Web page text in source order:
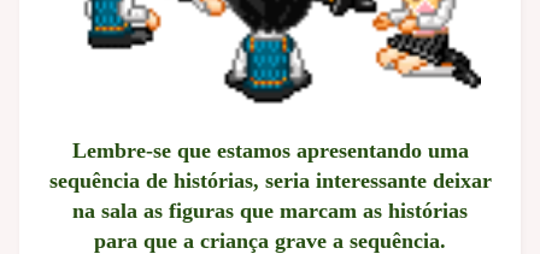
Lembre-se que estamos apresentando uma
sequência de histórias, seria interessante deixar
na sala as figuras que marcam as histórias
para que a criança grave a sequência.